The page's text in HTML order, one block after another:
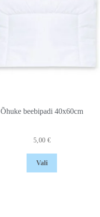
Õhuke beebipadi 40x60cm
5,00 €
Vali